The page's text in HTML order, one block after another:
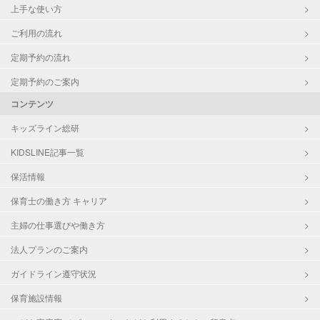
上手な使い方
ご利用の流れ
定期予約の流れ
定期予約のご案内
コンテンツ
キッズライン総研
KIDSLINE記事一覧
保活情報
保育士の働き方 キャリア
主婦の仕事選びや働き方
法人プランのご案内
ガイドライン遵守状況
保育施設情報